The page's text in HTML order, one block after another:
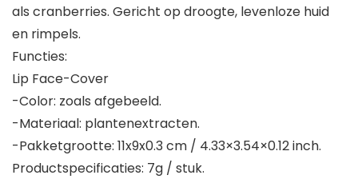
als cranberries. Gericht op droogte, levenloze huid
en rimpels.
Functies:
Lip Face-Cover
-Color: zoals afgebeeld.
-Materiaal: plantenextracten.
-Pakketgrootte: 11x9x0.3 cm / 4.33×3.54×0.12 inch.
Productspecificaties: 7g / stuk.